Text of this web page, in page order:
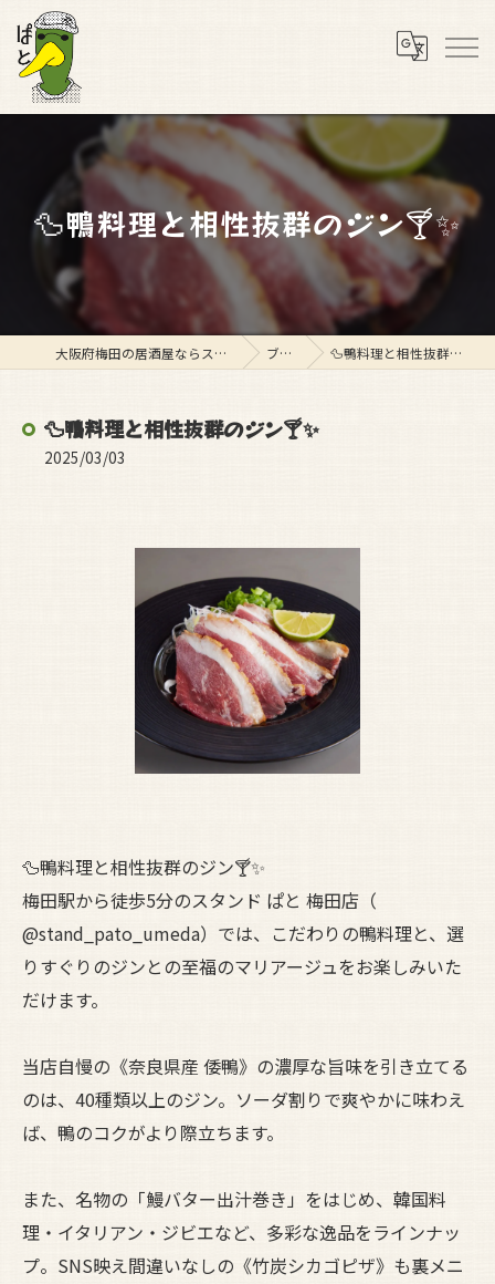
🦆鴨料理と相性抜群のジン🍸✨
大阪府梅田の居酒屋ならスタンド ぱと ブログ 🦆鴨料理と相性抜群のジン🍸✨
🦆鴨料理と相性抜群のジン🍸✨
2025/03/03
🦆鴨料理と相性抜群のジン🍸✨
梅田駅から徒歩5分のスタンド ぱと 梅田店（
@stand_pato_umeda）では、こだわりの鴨料理と、選
りすぐりのジンとの至福のマリアージュをお楽しみいた
だけます。
当店自慢の《奈良県産 倭鴨》の濃厚な旨味を引き立てる
のは、40種類以上のジン。ソーダ割りで爽やかに味わえ
ば、鴨のコクがより際立ちます。
また、名物の「鰻バター出汁巻き」をはじめ、韓国料
理・イタリアン・ジビエなど、多彩な逸品をラインナッ
プ。SNS映え間違いなしの《竹炭シカゴピザ》も裏メニ